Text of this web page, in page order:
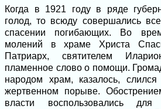
Когда в 1921 году в ряде
голод, то всюду совершались
спасении погибающих. Во
молений в храме Христа
Патриарх, святителем
пламенное слово о помощи.
народом храм, казалось,
жертвенном порыве.
власти воспользовались